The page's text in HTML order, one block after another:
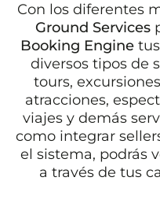
Con los diferentes
Ground Services
Booking Enginetus
diversos tipos de
tours,
atracciones,
viajes y demás
como integrar
el sistema, podrás
a través de tus